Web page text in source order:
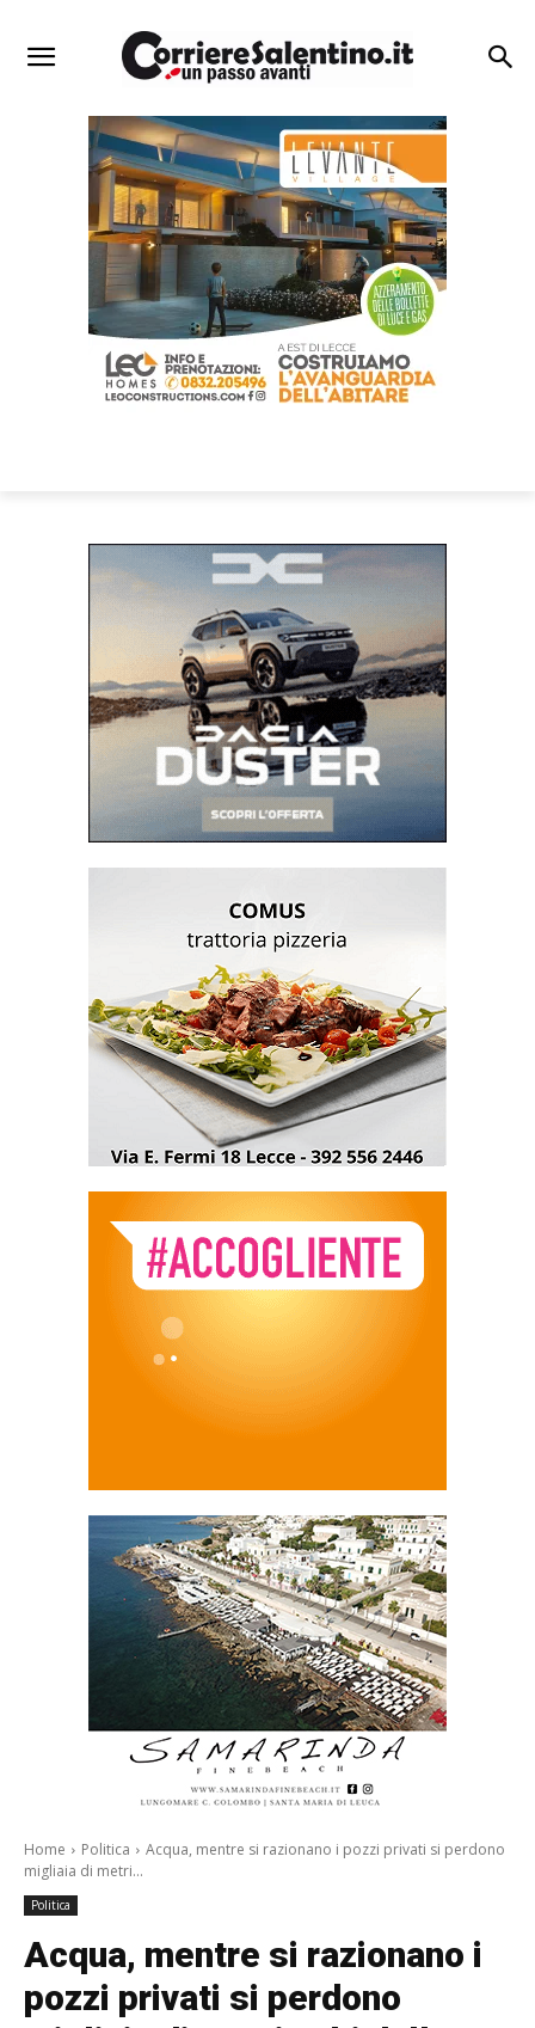
Home Politica
Acqua, mentre si razionano i pozzi privati si perdono
migliaia di metri...
Politica
Acqua, mentre si razionano i
pozzi privati si perdono